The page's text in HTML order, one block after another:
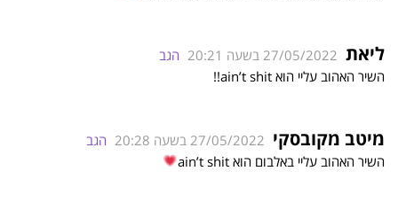
ליאת 27/05/2022 בשעה 20:21
הגב
השיר האהוב עליי הוא ain’t shit!!
מיטב מקובסקי 27/05/2022 בשעה 20:28
הגב
השיר האהוב עליי באלבום הוא ain’t shit